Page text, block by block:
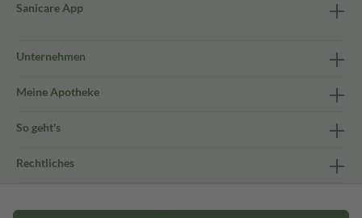
Sanicare App
Unternehmen
Meine Apotheke
So geht's
Rechtliches